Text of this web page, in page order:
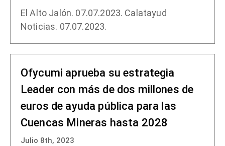
El Alto Jalón. 07.07.2023. Calatayud
Noticias. 07.07.2023.
Ofycumi aprueba su estrategia
Leader con más de dos millones de
euros de ayuda pública para las
Cuencas Mineras hasta 2028
Julio 8th, 2023